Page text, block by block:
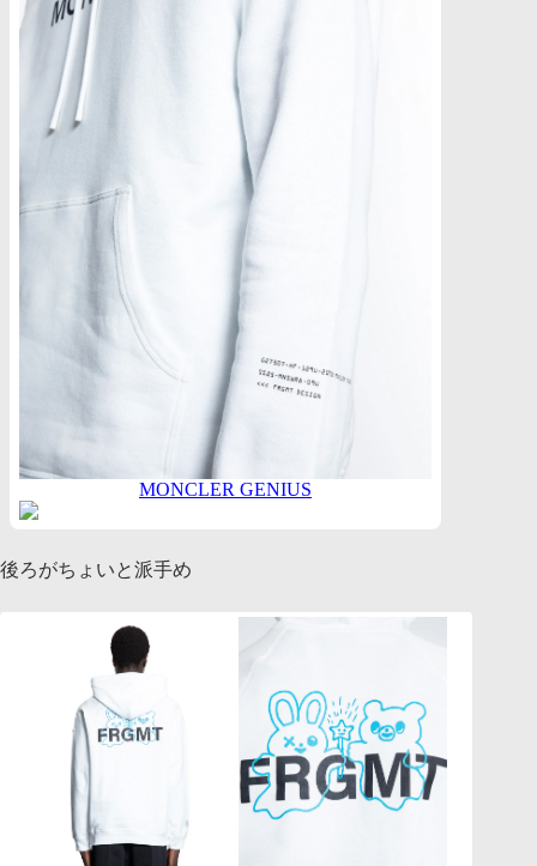
MONCLER GENIUS
後ろがちょいと派手め